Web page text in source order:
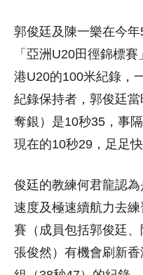
郭俊廷及陳一樂在今
「亞洲U20田徑錦標
港U20的100米紀錄，
紀錄保持者，郭俊廷
奪銀）是10秒35，事
現在的10秒29，足足快
俊廷的教練何君龍認
速度及極速續航力去
賽（成員包括郭俊廷
張俊然）有機會刷新